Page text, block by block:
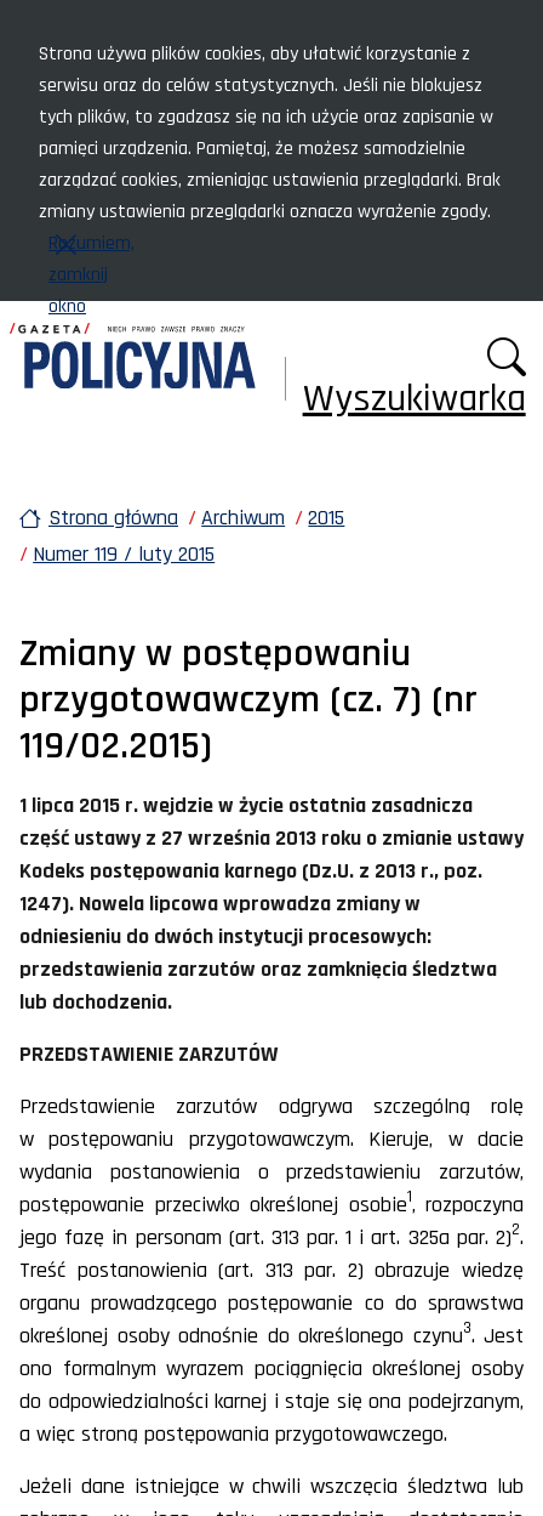
Strona używa plików cookies, aby ułatwić korzystanie z
serwisu oraz do celów statystycznych. Jeśli nie blokujesz
tych plików, to zgadzasz się na ich użycie oraz zapisanie w
pamięci urządzenia. Pamiętaj, że możesz samodzielnie
zarządzać cookies, zmieniając ustawienia przeglądarki. Brak
zmiany ustawienia przeglądarki oznacza wyrażenie zgody.
Rozumiem,
zamknij
okno
Wyszukiwarka
Strona główna Archiwum
2015
Numer 119 / luty 2015
Zmiany w postępowaniu
przygotowawczym (cz. 7) (nr
119/02.2015)
1 lipca 2015 r. wejdzie w życie ostatnia zasadnicza
część ustawy z 27 września 2013 roku o zmianie ustawy
Kodeks postępowania karnego (Dz.U. z 2013 r., poz.
1247). Nowela lipcowa wprowadza zmiany w
odniesieniu do dwóch instytucji procesowych:
przedstawienia zarzutów oraz zamknięcia śledztwa
lub dochodzenia.
PRZEDSTAWIENIE ZARZUTÓW
Przedstawienie zarzutów odgrywa szczególną rolę
w postępowaniu przygotowawczym. Kieruje, w dacie
wydania postanowienia o przedstawieniu zarzutów,
postępowanie przeciwko określonej osobie1, rozpoczyna
jego fazę in personam (art. 313 par. 1 i art. 325a par. 2)2.
Treść postanowienia (art. 313 par. 2) obrazuje wiedzę
organu prowadzącego postępowanie co do sprawstwa
określonej osoby odnośnie do określonego czynu3. Jest
ono formalnym wyrazem pociągnięcia określonej osoby
do odpowiedzialności karnej i staje się ona podejrzanym,
a więc stroną postępowania przygotowawczego.
Jeżeli dane istniejące w chwili wszczęcia śledztwa lub